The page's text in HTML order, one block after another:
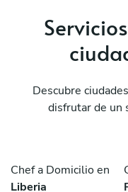
Descubre
disfrutar de un
Chef a Domicilio en
Liberia